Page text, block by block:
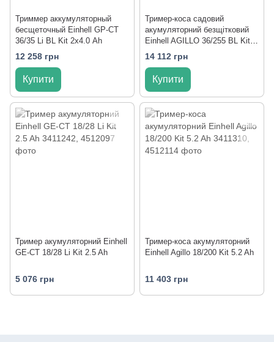
Триммер аккумуляторный
бесщеточный Einhell GP-CT
36/35 Li BL Kit 2х4.0 Ah
12 258 грн
Купити
Тример-коса садовий
акумуляторний безщітковий
Einhell AGILLO 36/255 BL Kit
Li-ion 2х4.0 Ah
14 112 грн
Купити
Тример акумуляторний Einhell
GE-CT 18/28 Li Kit 2.5 Ah
5 076 грн
Тример-коса акумуляторний
Einhell Agillo 18/200 Kit 5.2 Ah
11 403 грн